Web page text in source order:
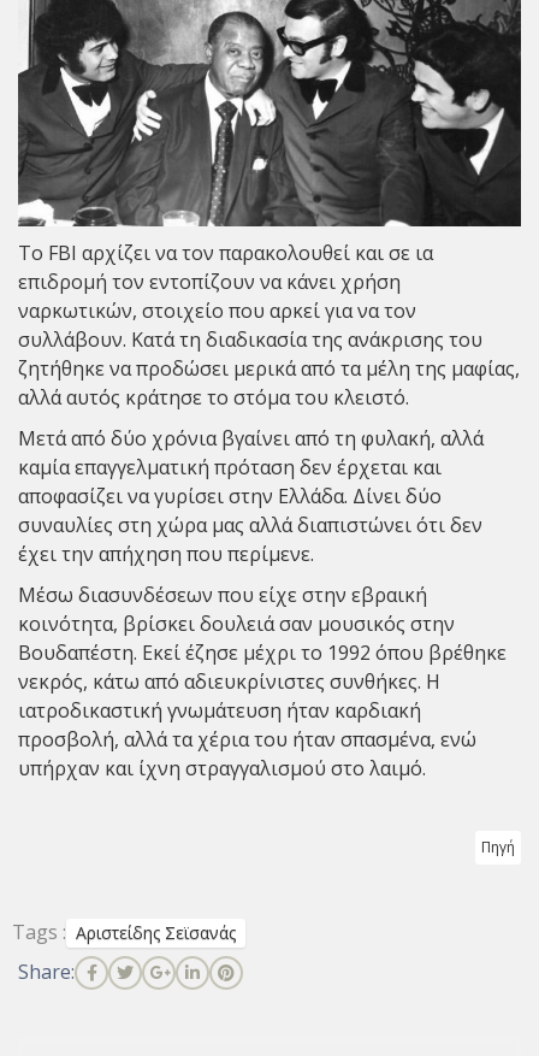
Το FBI αρχίζει να τον παρακολουθεί και σε ια
επιδρομή τον εντοπίζουν να κάνει χρήση
ναρκωτικών, στοιχείο που αρκεί για να τον
συλλάβουν. Κατά τη διαδικασία της ανάκρισης του
ζητήθηκε να προδώσει μερικά από τα μέλη της μαφίας,
αλλά αυτός κράτησε το στόμα του κλειστό.
Μετά από δύο χρόνια βγαίνει από τη φυλακή, αλλά
καμία επαγγελματική πρόταση δεν έρχεται και
αποφασίζει να γυρίσει στην Ελλάδα. Δίνει δύο
συναυλίες στη χώρα μας αλλά διαπιστώνει ότι δεν
έχει την απήχηση που περίμενε.
Μέσω διασυνδέσεων που είχε στην εβραική
κοινότητα, βρίσκει δουλειά σαν μουσικός στην
Βουδαπέστη. Εκεί έζησε μέχρι το 1992 όπου βρέθηκε
νεκρός, κάτω από αδιευκρίνιστες συνθήκες. Η
ιατροδικαστική γνωμάτευση ήταν καρδιακή
προσβολή, αλλά τα χέρια του ήταν σπασμένα, ενώ
υπήρχαν και ίχνη στραγγαλισμού στο λαιμό.
Πηγή
Tags : Αριστείδης Σεϊσανάς
Share: